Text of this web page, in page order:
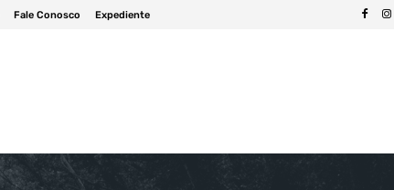
Fale Conosco Expediente